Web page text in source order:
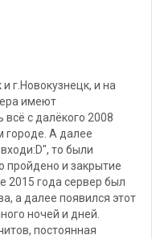
г.Новокузнецк, и на
имеют
с далёкого 2008
городе. А далее
то были
пройдено и закрытие
2015 года сервер был
а далее появился этот
ночей и дней.
постоянная